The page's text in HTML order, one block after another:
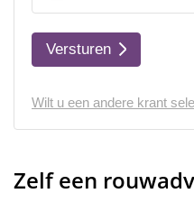
Versturen
Wilt u een andere krant
Zelf een